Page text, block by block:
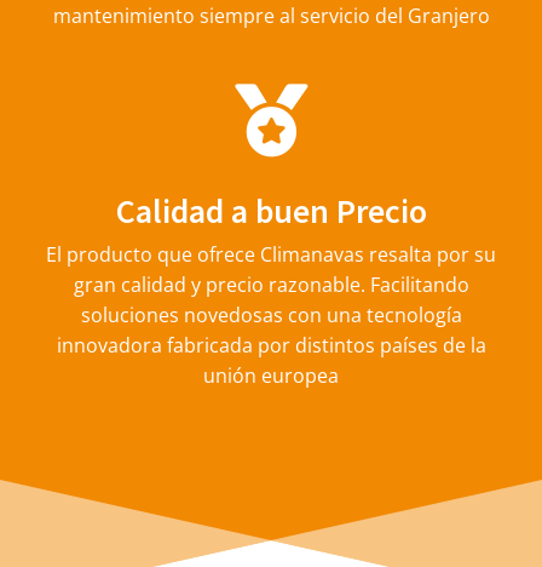
mantenimiento siempre al servicio del Granjero
Calidad a buen Precio
El producto que ofrece Climanavas resalta por su
gran calidad y precio razonable. Facilitando
soluciones novedosas con una tecnología
innovadora fabricada por distintos países de la
unión europea